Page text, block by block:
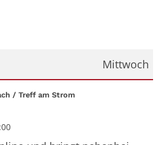
Mittwoch
/ Treff am Strom: